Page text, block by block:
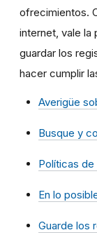
ofrecimientos.
internet, vale la
guardar los
hacer cumplir
Averigüe
Busque y
Políticas
En lo
Guarde los